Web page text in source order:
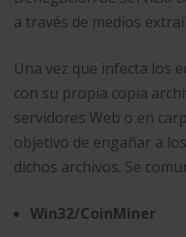
a través de medios
Una vez que infecta los
con su propia copia
servidores Web o en
objetivo de engañar a
dichos archivos. Se
Win32/CoinMiner